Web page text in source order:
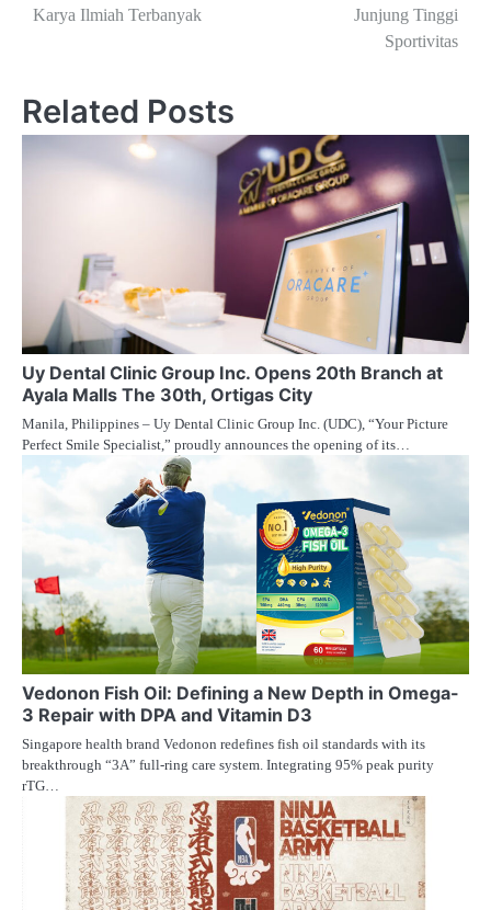
Karya Ilmiah Terbanyak
Junjung Tinggi
Sportivitas
Related Posts
Uy Dental Clinic Group Inc. Opens 20th Branch at
Ayala Malls The 30th, Ortigas City
Manila, Philippines – Uy Dental Clinic Group Inc. (UDC), “Your Picture
Perfect Smile Specialist,” proudly announces the opening of its…
Vedonon Fish Oil: Defining a New Depth in Omega-
3 Repair with DPA and Vitamin D3
Singapore health brand Vedonon redefines fish oil standards with its
breakthrough “3A” full-ring care system. Integrating 95% peak purity
rTG…